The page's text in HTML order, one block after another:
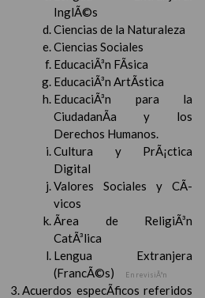
InglÃ©s
Ciencias de la Naturaleza
Ciencias Sociales
EducaciÃ³n FÃ­sica
EducaciÃ³n ArtÃ­stica
EducaciÃ³n para la
CiudadanÃ­a y los
Derechos Humanos.
Cultura y PrÃ¡ctica
Digital
Valores Sociales y CÃ­
vicos
Ãrea de ReligiÃ³n
CatÃ³lica
Lengua Extranjera
(FrancÃ©s)
En revisiÃ³n
Acuerdos especÃ­ficos referidos